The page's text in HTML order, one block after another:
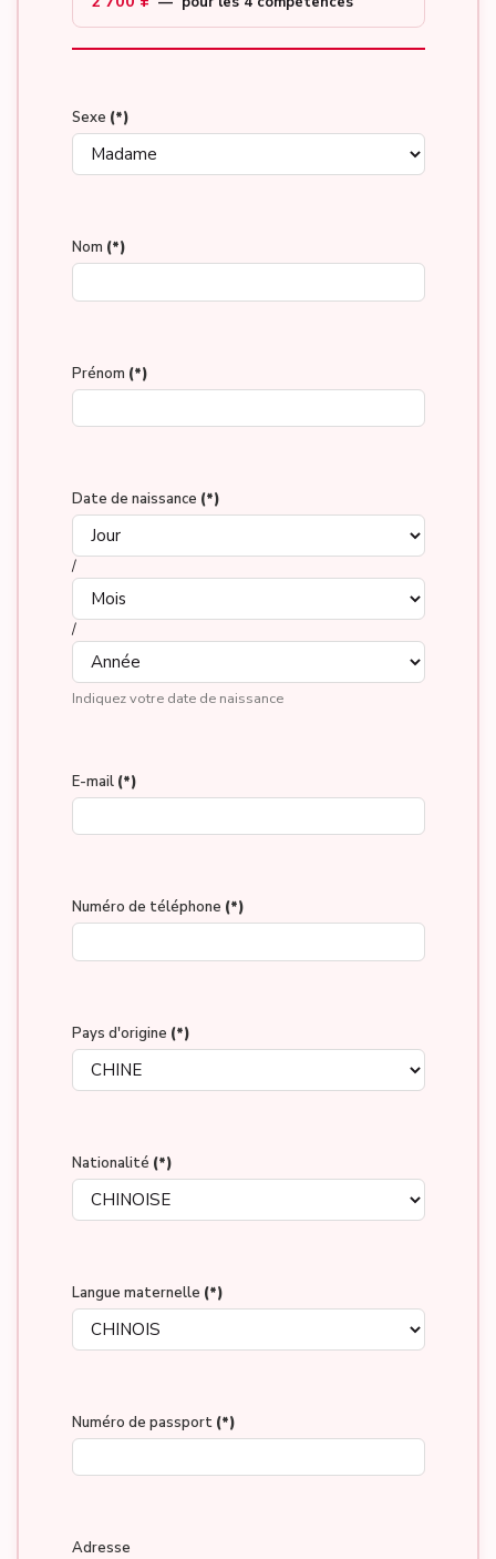
Sexe (*)
Nom (*)
Prénom (*)
Date de naissance (*)
/
/
Indiquez votre date de naissance
E-mail (*)
Numéro de téléphone (*)
Pays d'origine (*)
Nationalité (*)
Langue maternelle (*)
Numéro de passport (*)
Adresse